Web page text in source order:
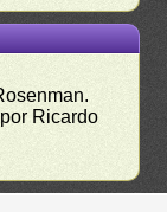
por Ricardo